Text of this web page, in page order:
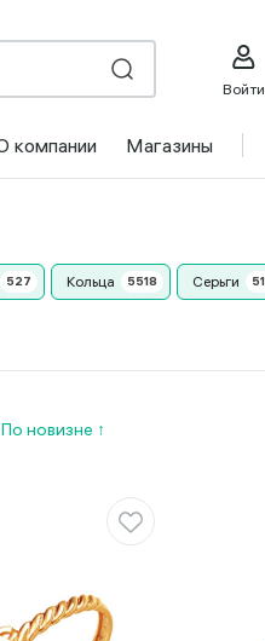
Войти
компании Магазины
Кольца Серьги
По новизне